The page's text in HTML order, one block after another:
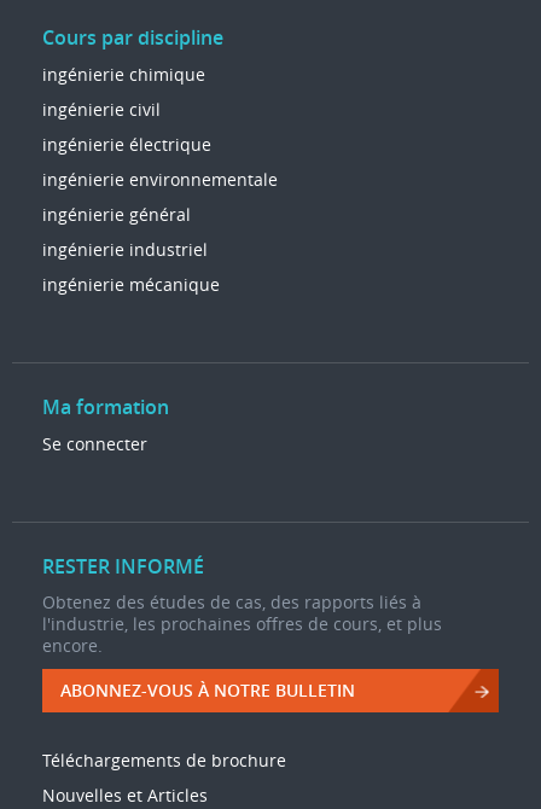
Cours par discipline
ingénierie chimique
ingénierie civil
ingénierie électrique
ingénierie environnementale
ingénierie général
ingénierie industriel
ingénierie mécanique
Ma formation
Se connecter
RESTER INFORMÉ
Obtenez des études de cas, des rapports liés à
l'industrie, les prochaines offres de cours, et plus
encore.
ABONNEZ-VOUS À NOTRE BULLETIN
Téléchargements de brochure
Nouvelles et Articles